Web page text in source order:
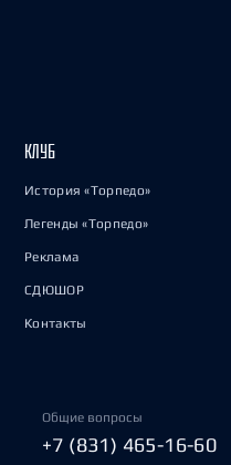
КЛУБ
История «Торпедо»
Легенды «Торпедо»
Реклама
СДЮШОР
Контакты
Общие вопросы
+7 (831) 465-16-60